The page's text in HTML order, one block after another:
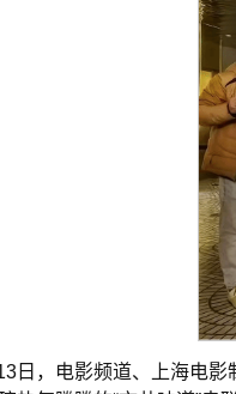
日，电影频道、上海电